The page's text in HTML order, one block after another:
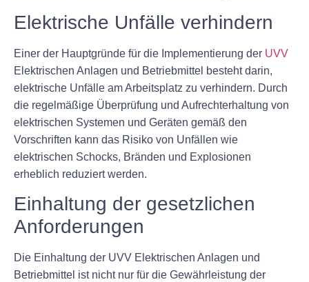
Elektrische Unfälle verhindern
Einer der Hauptgründe für die Implementierung der UVV
Elektrischen Anlagen und Betriebmittel besteht darin,
elektrische Unfälle am Arbeitsplatz zu verhindern. Durch
die regelmäßige Überprüfung und Aufrechterhaltung von
elektrischen Systemen und Geräten gemäß den
Vorschriften kann das Risiko von Unfällen wie
elektrischen Schocks, Bränden und Explosionen
erheblich reduziert werden.
Einhaltung der gesetzlichen
Anforderungen
Die Einhaltung der UVV Elektrischen Anlagen und
Betriebmittel ist nicht nur für die Gewährleistung der